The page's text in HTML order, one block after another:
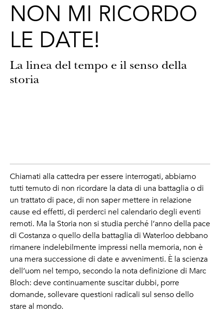
NON MI RICORDO
LE DATE!
La linea del tempo e il senso della
storia
Chiamati alla cattedra per essere interrogati, abbiamo
tutti temuto di non ricordare la data di una battaglia o di
un trattato di pace, di non saper mettere in relazione
cause ed effetti, di perderci nel calendario degli eventi
remoti. Ma la Storia non si studia perché l’anno della pace
di Costanza o quello della battaglia di Waterloo debbano
rimanere indelebilmente impressi nella memoria, non è
una mera successione di date e avvenimenti. È la scienza
dell’uom nel tempo, secondo la nota definizione di Marc
Bloch: deve continuamente suscitar dubbi, porre
domande, sollevare questioni radicali sul senso dello
stare al mondo.